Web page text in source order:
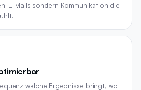
E-Mails sondern Kommunikation die
welche Ergebnisse bringt, wo